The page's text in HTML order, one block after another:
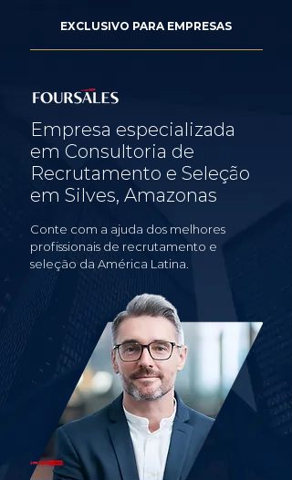
EXCLUSIVO PARA EMPRESAS
Empresa especializada
em Consultoria de
Recrutamento e Seleção
em Silves, Amazonas
Conte com a ajuda dos melhores
profissionais de recrutamento e
seleção da América Latina.